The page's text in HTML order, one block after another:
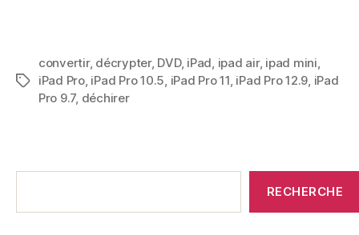
iPad
Pro/Air/mini
Mots
convertir, décrypter, DVD, iPad ipad air, ipad mini
iPad Pro, iPad Pro 10.5 iPad Pro 11 iPad Pro 12.9 iPad
Pro 9.7, déchirer
Messages
RECHERCHE